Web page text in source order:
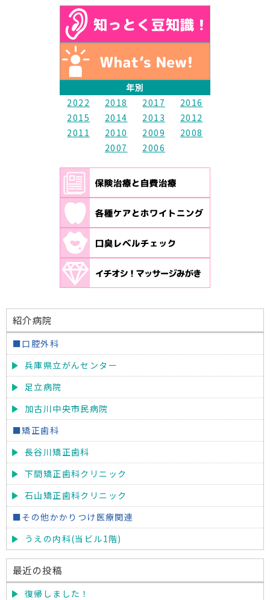
年別
2022
2018 2017
2016
2015
2014 2013
2012
2011
2010 2009
2008
2007
2006
紹介病院
■口腔外科
兵庫県立がんセンター
足立病院
加古川中央市民病院
■矯正歯科
長谷川矯正歯科
下間矯正歯科クリニック
石山矯正歯科クリニック
■その他かかりつけ医療関連
うえの内科(当ビル1階)
最近の投稿
復帰しました！